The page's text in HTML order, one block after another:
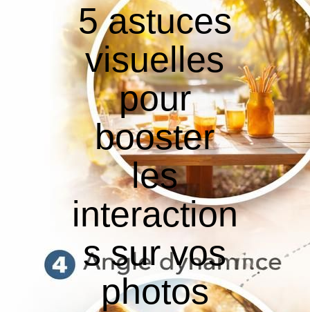
5 astuces
visuelles
pour
booster
les
interaction
s sur vos
photos